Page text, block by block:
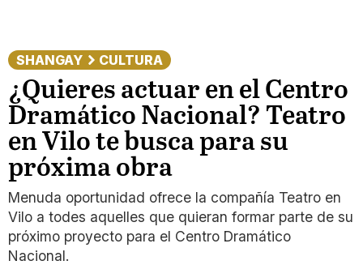
SHANGAY CULTURA
¿Quieres actuar en el Centro
Dramático Nacional? Teatro
en Vilo te busca para su
próxima obra
Menuda oportunidad ofrece la compañía Teatro en
Vilo a todes aquelles que quieran formar parte de su
próximo proyecto para el Centro Dramático
Nacional.